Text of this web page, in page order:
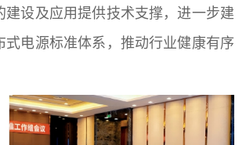
建设及应用提供技术支撑，进一步建
式电源标准体系，推动行业健康有序